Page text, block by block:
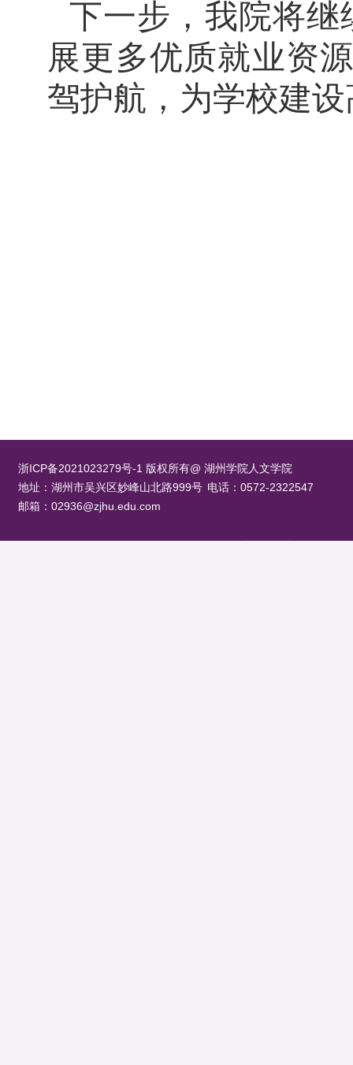
下一步，我院将继
展更多优质就业资
驾护航，为学校建
浙ICP备2021023279号-1 版权所有@ 湖州学院人文学院
地址：湖州市吴兴区妙峰山北路999号 电话：0572-2322547
邮箱：02936@zjhu.edu.com